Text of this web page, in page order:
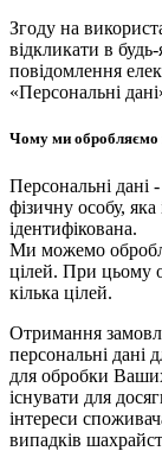
Згоду на
відкликати в
повідомлення
«Персональні
Чому ми обробляємо
Персональні дані
фізичну особу,
ідентифікована.
Ми можемо
цілей. При цьому
кілька цілей.
Отримання
персональні дані
для обробки
існувати для
інтереси
випадків